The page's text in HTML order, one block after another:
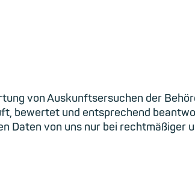
von Auskunftsersuchen der
bewertet und entsprechend
Daten von uns nur bei rechtmäßiger